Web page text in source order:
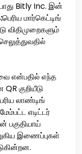
Bitly Inc. இன்
பெரிய மார்கெட்டிங்
விதிமுறைகளும்
என்பதில் எந்த
குறியீடு
லாண்டிங்
எடிட்டர்
இணைப்புகள்